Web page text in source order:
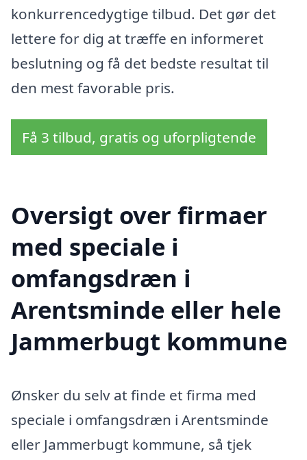
konkurrencedygtige tilbud. Det gør det
lettere for dig at træffe en informeret
beslutning og få det bedste resultat til
den mest favorable pris.
Få 3 tilbud, gratis og uforpligtende
Oversigt over firmaer
med speciale i
omfangsdræn i
Arentsminde eller hele
Jammerbugt kommune
Ønsker du selv at finde et firma med
speciale i omfangsdræn i Arentsminde
eller Jammerbugt kommune, så tjek